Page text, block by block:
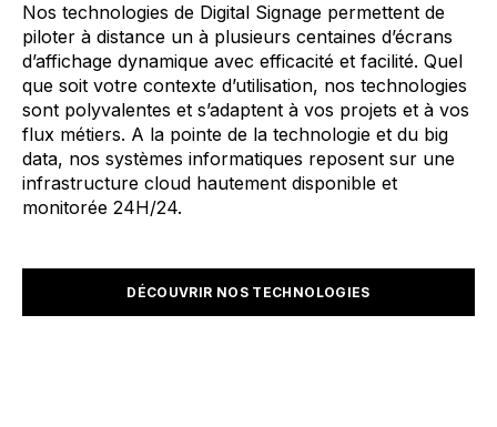
Nos technologies de Digital Signage permettent de
piloter à distance un à plusieurs centaines d’écrans
d’affichage dynamique avec efficacité et facilité. Quel
que soit votre contexte d’utilisation, nos technologies
sont polyvalentes et s’adaptent à vos projets et à vos
flux métiers. A la pointe de la technologie et du big
data, nos systèmes informatiques reposent sur une
infrastructure cloud hautement disponible et
monitorée 24H/24.
DÉCOUVRIR NOS TECHNOLOGIES